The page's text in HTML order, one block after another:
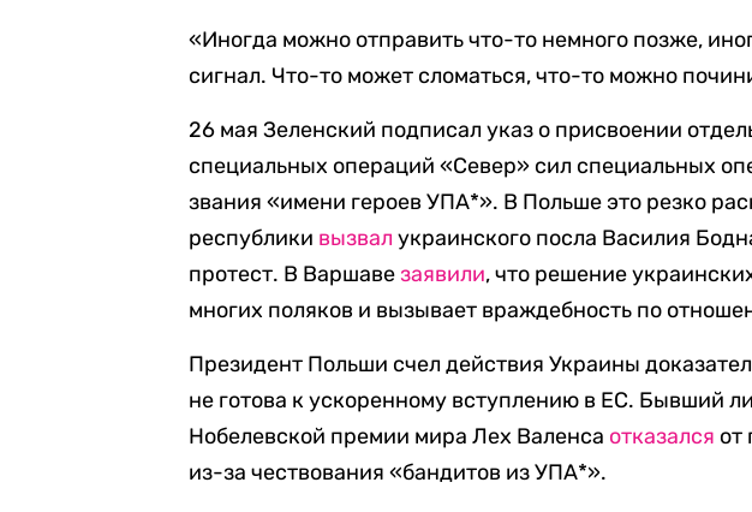
«Иногда можно отправить что-то немного позже,
сигнал. Что-то может сломаться, что-то можно
26 мая Зеленский подписал указ о присвоении
специальных операций «Север» сил специальных
звания «имени героев УПА*». В Польше это резко
республики вызвал украинского посла Василия
протест. В Варшавезаявили, что решение
многих поляков и вызывает враждебность по
Президент Польши счел действия Украины
не готова к ускоренному вступлению в ЕС. Бывший
Нобелевской премии мира Лех Валенса отказался от
из-за чествования «бандитов из УПА*».